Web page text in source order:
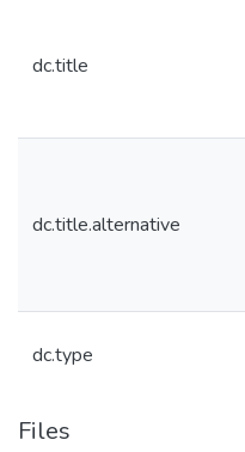
dc.title
dc.title.alternative
dc.type
Files